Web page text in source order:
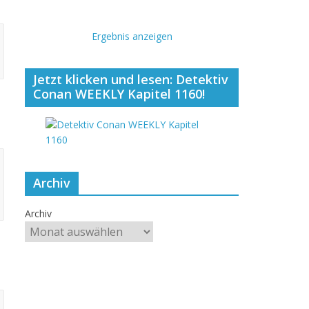
Ergebnis anzeigen
Jetzt klicken und lesen: Detektiv
Conan WEEKLY Kapitel 1160!
Archiv
Archiv